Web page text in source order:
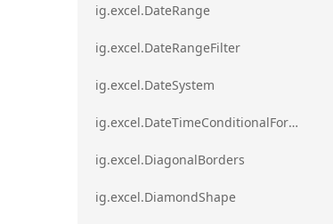
ig.excel.DateRange
ig.excel.DateRangeFilter
ig.excel.DateSystem
ig.excel.DateTimeConditionalFormat
ig.excel.DiagonalBorders
ig.excel.DiamondShape